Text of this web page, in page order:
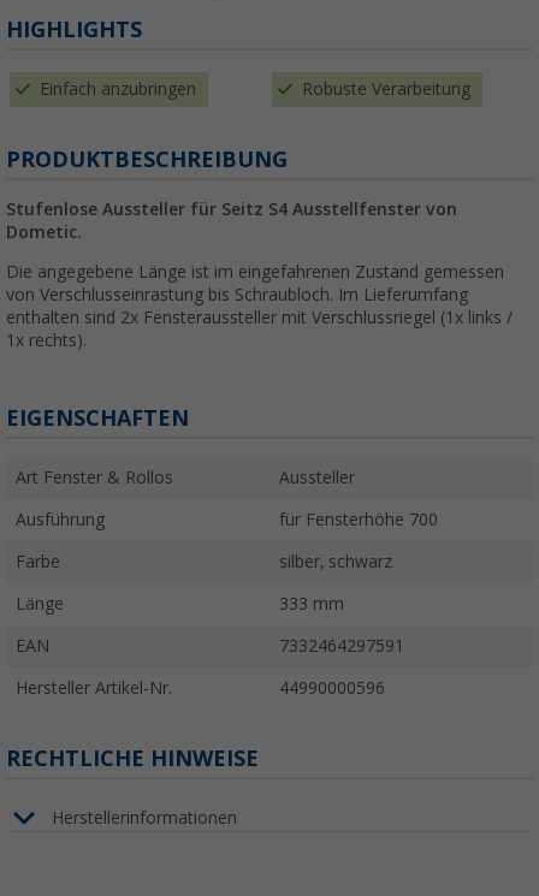
HIGHLIGHTS
Einfach anzubringen Robuste Verarbeitung
PRODUKTBESCHREIBUNG
Stufenlose Aussteller für Seitz S4 Ausstellfenster von
Dometic.
Die angegebene Länge ist im eingefahrenen Zustand gemessen
von Verschlusseinrastung bis Schraubloch. Im Lieferumfang
enthalten sind 2x Fensteraussteller mit Verschlussriegel (1x links /
1x rechts).
EIGENSCHAFTEN
Art Fenster & Rollos Aussteller
Ausführung für Fensterhöhe 700
Farbe silber, schwarz
Länge 333 mm
EAN 7332464297591
Hersteller Artikel-Nr. 44990000596
RECHTLICHE HINWEISE
Herstellerinformationen